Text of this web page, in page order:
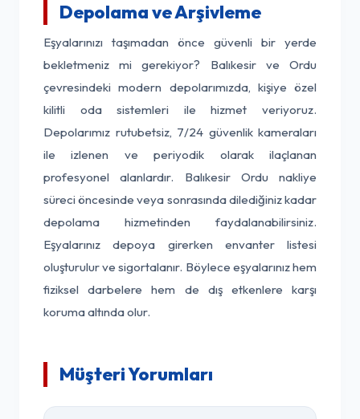
Depolama ve Arşivleme
Eşyalarınızı taşımadan önce güvenli bir yerde
bekletmeniz mi gerekiyor? Balıkesir ve Ordu
çevresindeki modern depolarımızda, kişiye özel
kilitli oda sistemleri ile hizmet veriyoruz.
Depolarımız rutubetsiz, 7/24 güvenlik kameraları
ile izlenen ve periyodik olarak ilaçlanan
profesyonel alanlardır. Balıkesir Ordu nakliye
süreci öncesinde veya sonrasında dilediğiniz kadar
depolama hizmetinden faydalanabilirsiniz.
Eşyalarınız depoya girerken envanter listesi
oluşturulur ve sigortalanır. Böylece eşyalarınız hem
fiziksel darbelere hem de dış etkenlere karşı
koruma altında olur.
Müşteri Yorumları